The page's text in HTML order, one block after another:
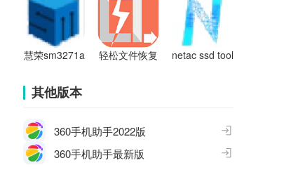
慧荣sm3271a
工具
轻松文件恢复
netac ssd tool
其他版本
360手机助手2022版
360手机助手最新版